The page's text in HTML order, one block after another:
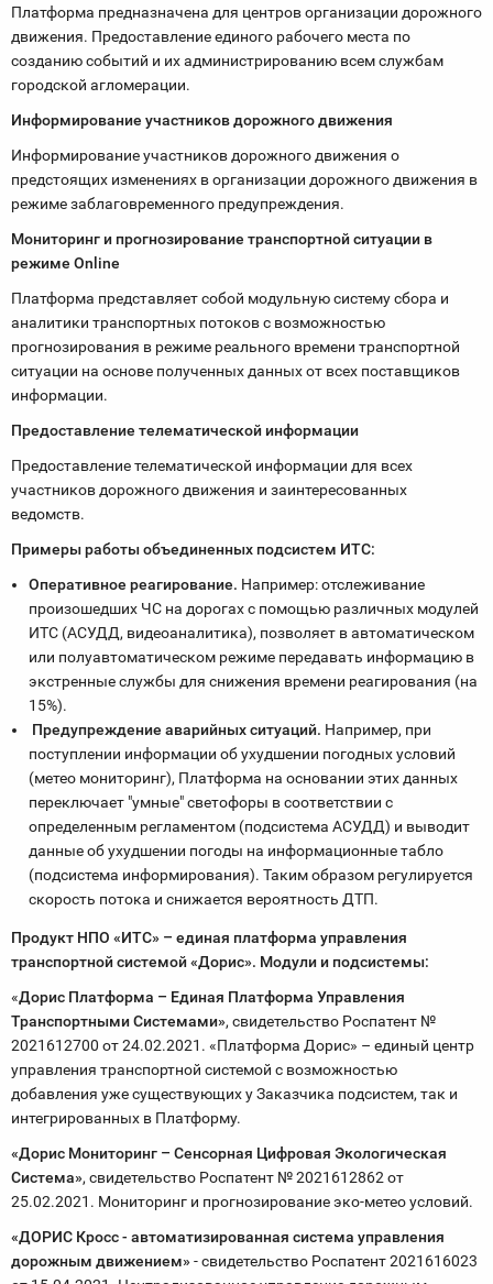
Платформа предназначена для центров организации дорожного
движения. Предоставление единого рабочего места по
созданию событий и их администрированию всем службам
городской агломерации.
Информирование участников дорожного движения
Информирование участников дорожного движения о
предстоящих изменениях в организации дорожного движения в
режиме заблаговременного предупреждения.
Мониторинг и прогнозирование транспортной ситуации в
режиме Online
Платформа представляет собой модульную систему сбора и
аналитики транспортных потоков с возможностью
прогнозирования в режиме реального времени транспортной
ситуации на основе полученных данных от всех поставщиков
информации.
Предоставление телематической информации
Предоставление телематической информации для всех
участников дорожного движения и заинтересованных
ведомств.
Примеры работы объединенных подсистем ИТС:
Оперативное реагирование. Например: отслеживание
произошедших ЧС на дорогах с помощью различных модулей
ИТС (АСУДД, видеоаналитика), позволяет в автоматическом
или полуавтоматическом режиме передавать информацию в
экстренные службы для снижения времени реагирования (на
15%).
Предупреждение аварийных ситуаций. Например, при
поступлении информации об ухудшении погодных условий
(метео мониторинг), Платформа на основании этих данных
переключает "умные" светофоры в соответствии с
определенным регламентом (подсистема АСУДД) и выводит
данные об ухудшении погоды на информационные табло
(подсистема информирования). Таким образом регулируется
скорость потока и снижается вероятность ДТП.
Продукт НПО «ИТС» – единая платформа управления
транспортной системой «Дорис». Модули и подсистемы:
«Дорис Платформа – Единая Платформа Управления
Транспортными Системами», свидетельство Роспатент №
2021612700 от 24.02.2021. «Платформа Дорис» – единый центр
управления транспортной системой с возможностью
добавления уже существующих у Заказчика подсистем, так и
интегрированных в Платформу.
«Дорис Мониторинг – Сенсорная Цифровая Экологическая
Система», свидетельство Роспатент № 2021612862 от
25.02.2021. Мониторинг и прогнозирование эко-метео условий.
«ДОРИС Кросс - автоматизированная система управления
дорожным движением»- свидетельство Роспатент 2021616023